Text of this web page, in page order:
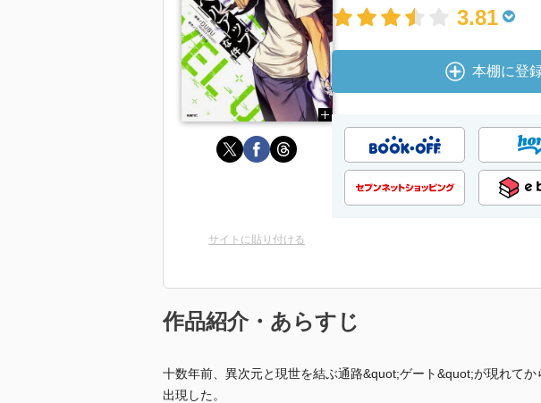
3.81
本棚に登
サイトに貼り付ける
作品紹介・あらすじ
十数年前、異次元と現世を結ぶ通路&quot;ゲート&quot;が現れて
出現した。